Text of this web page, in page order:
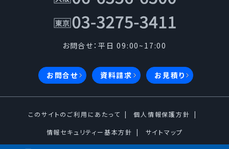
2.個人情報の利用について
1.当社は、事業の内容及び規模を考慮し、個人情報
を取得の際に示した利用目的の範囲内で、業務
の遂行に必要な限りにおいて利用し、目的の達
成に必要な範囲を超えた個人情報の取扱い（目
的外利用）は行いません。また、目的外利用を行
お問合せ：平日 09:00~17:00
お問合せ 資料請求 お見積り
このサイトのご利用にあたって 個人情報保護方針
情報セキュリティー基本方針 サイトマップ